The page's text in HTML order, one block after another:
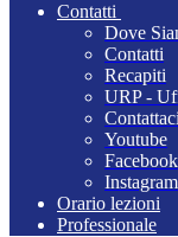
Contatti
Dove
Contatti
Recapiti
URP -
Contattaci
Youtube
Facebook
Instagram
Orario lezioni
Professionale